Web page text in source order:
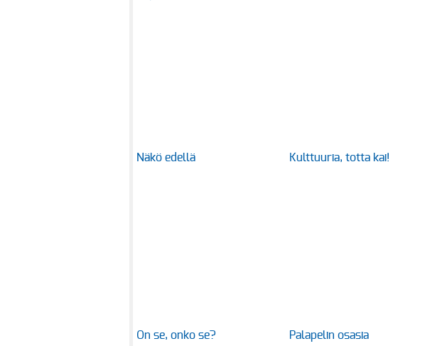
Näkö edellä Kulttuuria, totta kai!
On se, onko se? Palapelin osasia